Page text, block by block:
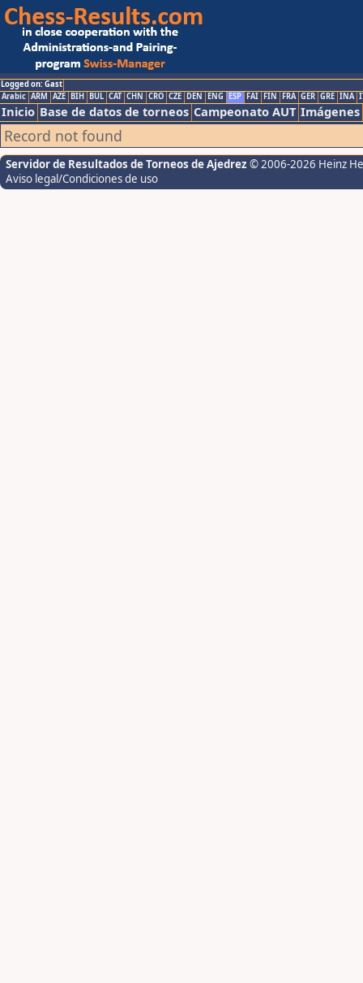
Logged on: Gast
Arabic ARM AZE BIH BUL CAT CHN CRO CZE DEN ENG ESP FAI FIN FRA GER GRE INA
Inicio Base de datos de torneos Campeonato AUT Imágenes
Record not found
Servidor de Resultados de Torneos de Ajedrez © 2006-2026 Heinz
Aviso legal/Condiciones de uso